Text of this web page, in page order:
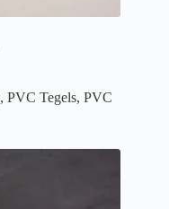
, PVC Tegels, PVC